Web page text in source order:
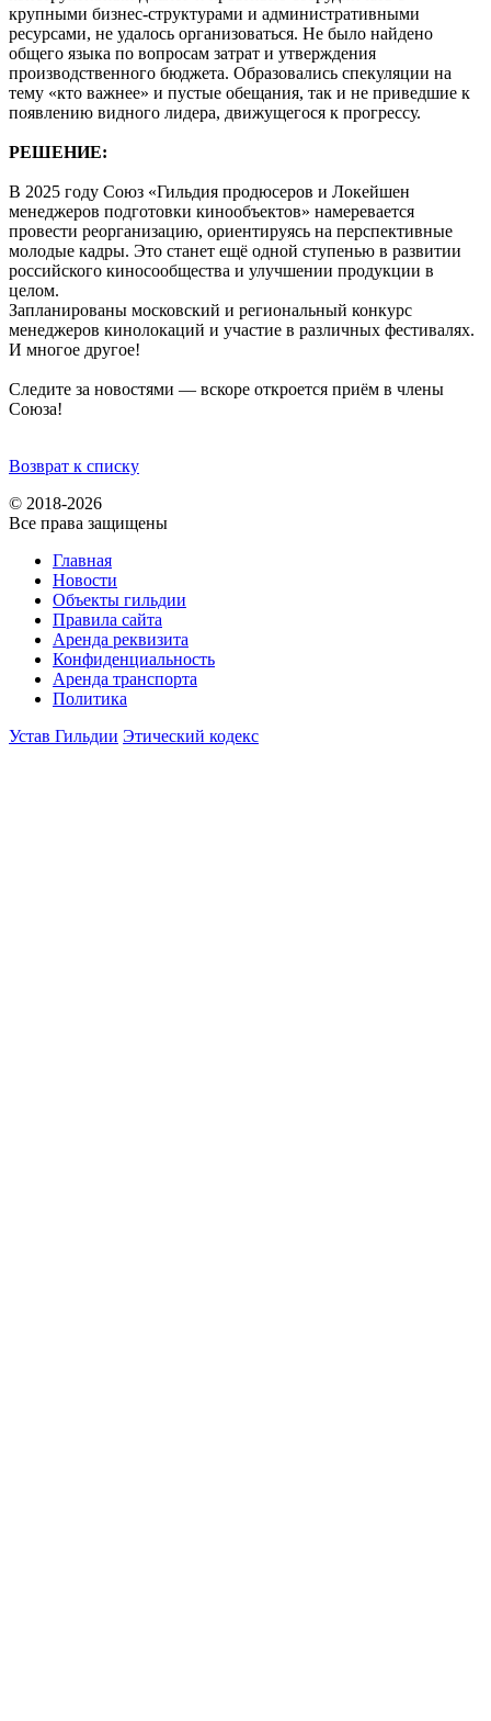
крупными бизнес-структурами и административными
ресурсами, не удалось организоваться. Не было найдено
общего языка по вопросам затрат и утверждения
производственного бюджета. Образовались спекуляции на
тему «кто важнее» и пустые обещания, так и не приведшие к
появлению видного лидера, движущегося к прогрессу.
РЕШЕНИЕ:
В 2025 году Союз «Гильдия продюсеров и Локейшен
менеджеров подготовки кинообъектов» намеревается
провести реорганизацию, ориентируясь на перспективные
молодые кадры. Это станет ещё одной ступенью в развитии
российского киносообщества и улучшении продукции в
целом.
Запланированы московский и региональный конкурс
менеджеров кинолокаций и участие в различных фестивалях.
И многое другое!
Следите за новостями — вскоре откроется приём в члены
Союза!
Возврат к списку
© 2018-2026
Все права защищены
Главная
Новости
Объекты гильдии
Правила сайта
Аренда реквизита
Конфиденциальность
Аренда транспорта
Политика
Устав Гильдии Этический кодекс